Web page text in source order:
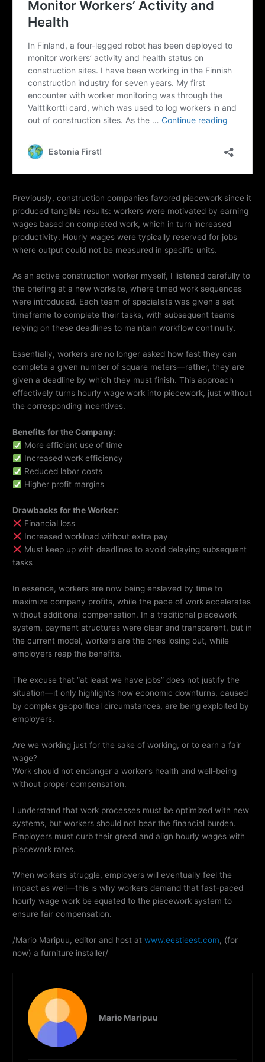
Previously, construction companies favored piecework since it
produced tangible results: workers were motivated by earning
wages based on completed work, which in turn increased
productivity. Hourly wages were typically reserved for jobs
where output could not be measured in specific units.
As an active construction worker myself, I listened carefully to
the briefing at a new worksite, where timed work sequences
were introduced. Each team of specialists was given a set
timeframe to complete their tasks, with subsequent teams
relying on these deadlines to maintain workflow continuity.
Essentially, workers are no longer asked how fast they can
complete a given number of square meters—rather, they are
given a deadline by which they must finish. This approach
effectively turns hourly wage work into piecework, just without
the corresponding incentives.
Benefits for the Company:
More efficient use of time
Increased work efficiency
Reduced labor costs
Higher profit margins
Drawbacks for the Worker:
Financial loss
Increased workload without extra pay
Must keep up with deadlines to avoid delaying subsequent
tasks
In essence, workers are now being enslaved by time to
maximize company profits, while the pace of work accelerates
without additional compensation. In a traditional piecework
system, payment structures were clear and transparent, but in
the current model, workers are the ones losing out, while
employers reap the benefits.
The excuse that “at least we have jobs” does not justify the
situation—it only highlights how economic downturns, caused
by complex geopolitical circumstances, are being exploited by
employers.
Are we working just for the sake of working, or to earn a fair
wage?
Work should not endanger a worker’s health and well-being
without proper compensation.
I understand that work processes must be optimized with new
systems, but workers should not bear the financial burden.
Employers must curb their greed and align hourly wages with
piecework rates.
When workers struggle, employers will eventually feel the
impact as well—this is why workers demand that fast-paced
hourly wage work be equated to the piecework system to
ensure fair compensation.
/Mario Maripuu, editor and host atwww.eestieest.com, (for
now) a furniture installer/
Mario Maripuu